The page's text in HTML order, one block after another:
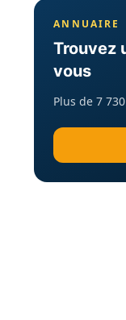
ANNUAIRE
Trouvez
vous
Plus de 7